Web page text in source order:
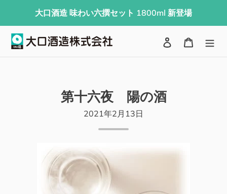
大口酒造 味わい六撰セット 1800ml 新登場
検索 ログイン
カート
第十六夜 陽の酒
2021年2月13日